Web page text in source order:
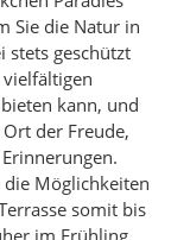
Sie die Natur in
stets geschützt
vielfältigen
kann, und
der Freude,
Möglichkeiten
somit bis